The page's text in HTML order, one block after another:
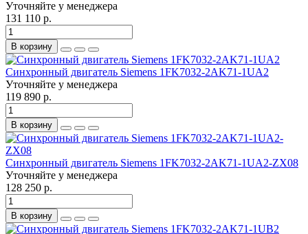
Уточняйте у менеджера
131 110 р.
В корзину
Синхронный двигатель Siemens 1FK7032-2AK71-1UA2
Уточняйте у менеджера
119 890 р.
В корзину
Синхронный двигатель Siemens 1FK7032-2AK71-1UA2-ZX08
Уточняйте у менеджера
128 250 р.
В корзину